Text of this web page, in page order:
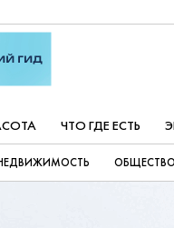
ЧТО ГДЕ ЕСТЬ
ОБЩЕСТВО